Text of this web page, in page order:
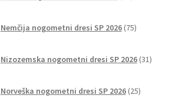
Nemčija nogometni dresi SP 2026 75izdelkov
Nizozemska nogometni dresi SP 2026 31izdelkov
Norveška nogometni dresi SP 2026 25izdelkov